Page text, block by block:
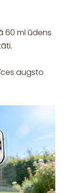
60 ml ūdens
augsto